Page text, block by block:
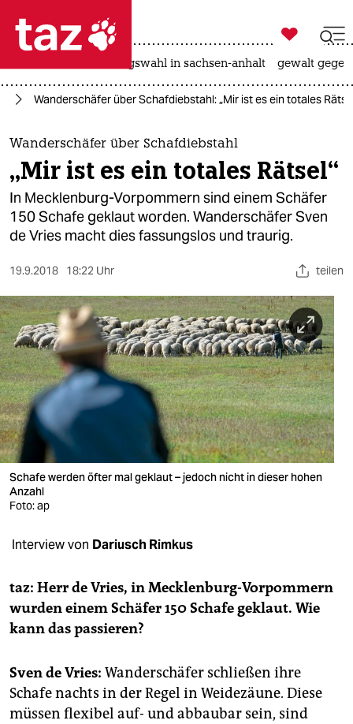
 taz zahl ich
taz zahl ich
themen
politik
öko
sport
berlin
nord
wahrheit
verlag
verlag
shop
fragen & hilfe
unterstützen
genossenschaft
epaper login

taz zahl ich
landtagswahl in sachsen-anhalt gewalt
Wanderschäfer über Schafdiebstahl: „Mir ist es ein totales
Wanderschäfer über Schafdiebstahl
„Mir ist es ein totales Rätsel“
In Mecklenburg-Vorpommern sind einem Schäfer
150 Schafe geklaut worden. Wanderschäfer Sven
de Vries macht dies fassungslos und traurig.
19.9.2018 18:22 Uhr teilen
Schafe werden öfter mal geklaut – jedoch nicht in dieser hohen
Anzahl
Foto: ap
Interview von Dariusch Rimkus
taz: Herr de Vries, in Mecklenburg-Vorpommern
wurden einem Schäfer 150 Schafe geklaut. Wie
kann das passieren?
Sven de Vries: Wanderschäfer schließen ihre
Schafe nachts in der Regel in Weidezäune. Diese
müssen flexibel auf- und abbaubar sein, sind